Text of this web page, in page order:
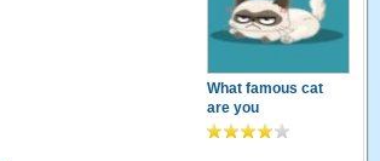
What famous cat
are you